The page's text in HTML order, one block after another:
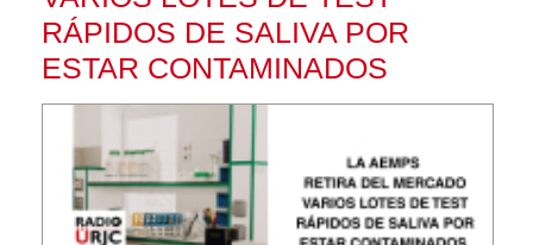
RÁPIDOS DE SALIVA POR
ESTAR CONTAMINADOS